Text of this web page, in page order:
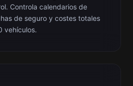
Controla calendarios de
de seguro y costes totales
vehículos.